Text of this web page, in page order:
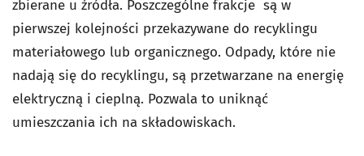
zbierane u źródła. Poszczególne frakcje są w
pierwszej kolejności przekazywane do recyklingu
materiałowego lub organicznego. Odpady, które nie
nadają się do recyklingu, są przetwarzane na energię
elektryczną i cieplną. Pozwala to uniknąć
umieszczania ich na składowiskach.